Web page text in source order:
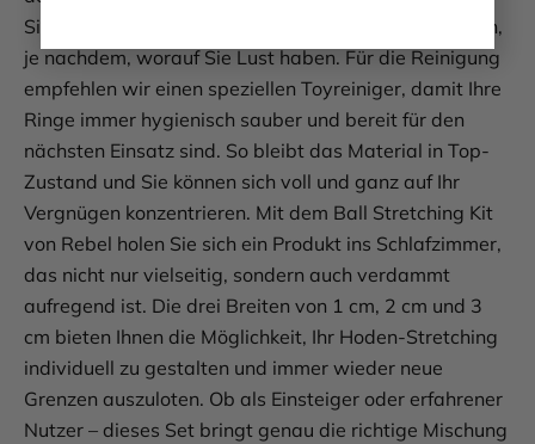
Sie können die Ringe einzeln tragen oder kombinieren,
je nachdem, worauf Sie Lust haben. Für die Reinigung
empfehlen wir einen speziellen Toyreiniger, damit Ihre
Ringe immer hygienisch sauber und bereit für den
nächsten Einsatz sind. So bleibt das Material in Top-
Zustand und Sie können sich voll und ganz auf Ihr
Vergnügen konzentrieren. Mit dem Ball Stretching Kit
von Rebel holen Sie sich ein Produkt ins Schlafzimmer,
das nicht nur vielseitig, sondern auch verdammt
aufregend ist. Die drei Breiten von 1 cm, 2 cm und 3
cm bieten Ihnen die Möglichkeit, Ihr Hoden-Stretching
individuell zu gestalten und immer wieder neue
Grenzen auszuloten. Ob als Einsteiger oder erfahrener
Nutzer – dieses Set bringt genau die richtige Mischung